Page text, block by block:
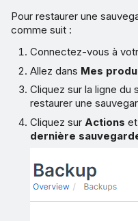
Pour restaurer une
comme suit :
Connectez-vous à
Allez dans Mes
Cliquez sur la ligne du
restaurer une
Cliquez sur Actions
dernière